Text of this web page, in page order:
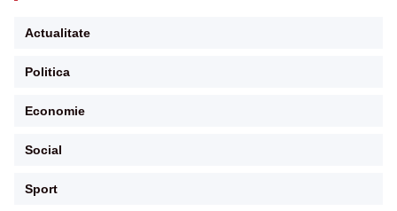
Actualitate
Politica
Economie
Social
Sport